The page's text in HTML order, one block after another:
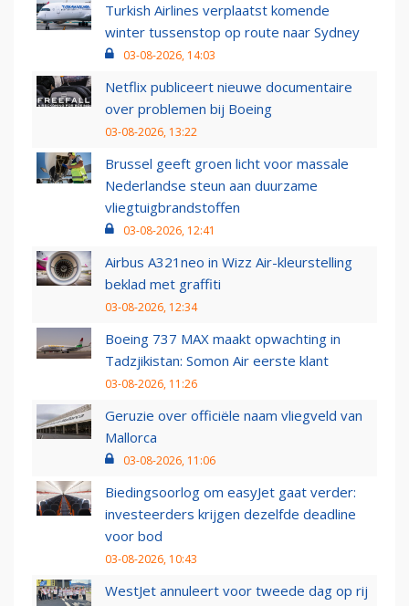
Turkish Airlines verplaatst komende
winter tussenstop op route naar Sydney
03-08-2026, 14:03
Netflix publiceert nieuwe documentaire
over problemen bij Boeing
03-08-2026, 13:22
Brussel geeft groen licht voor massale
Nederlandse steun aan duurzame
vliegtuigbrandstoffen
03-08-2026, 12:41
Airbus A321neo in Wizz Air-kleurstelling
beklad met graffiti
03-08-2026, 12:34
Boeing 737 MAX maakt opwachting in
Tadzjikistan: Somon Air eerste klant
03-08-2026, 11:26
Geruzie over officiële naam vliegveld van
Mallorca
03-08-2026, 11:06
Biedingsoorlog om easyJet gaat verder:
investeerders krijgen dezelfde deadline
voor bod
03-08-2026, 10:43
WestJet annuleert voor tweede dag op rij